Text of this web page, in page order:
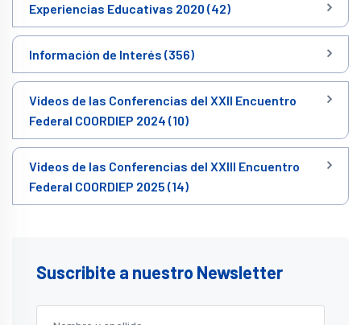
Experiencias Educativas 2020 (42)
Información de Interés (356)
Videos de las Conferencias del XXII Encuentro
Federal COORDIEP 2024 (10)
Videos de las Conferencias del XXIII Encuentro
Federal COORDIEP 2025 (14)
Suscribite a nuestro Newsletter